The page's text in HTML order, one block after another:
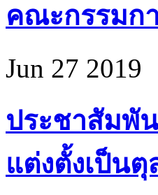
คณะกรรมก
Jun 27 2019
ประชาสัมพั
แต่งตั้งเป็น